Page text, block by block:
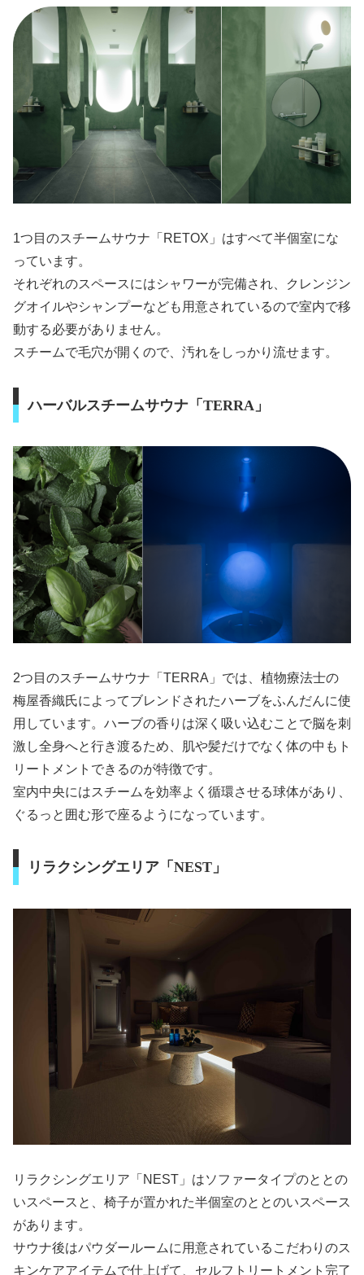
1つ目のスチームサウナ「RETOX」はすべて半個室にな
っています。
それぞれのスペースにはシャワーが完備され、クレンジン
グオイルやシャンプーなども用意されているので室内で移
動する必要がありません。
スチームで毛穴が開くので、汚れをしっかり流せます。
ハーバルスチームサウナ「TERRA」
2つ目のスチームサウナ「TERRA」では、植物療法士の
梅屋香織氏によってブレンドされたハーブをふんだんに使
用しています。ハーブの香りは深く吸い込むことで脳を刺
激し全身へと行き渡るため、肌や髪だけでなく体の中もト
リートメントできるのが特徴です。
室内中央にはスチームを効率よく循環させる球体があり、
ぐるっと囲む形で座るようになっています。
リラクシングエリア「NEST」
リラクシングエリア「NEST」はソファータイプのととの
いスペースと、椅子が置かれた半個室のととのいスペース
があります。
サウナ後はパウダールームに用意されているこだわりのス
キンケアアイテムで仕上げて、セルフトリートメント完了